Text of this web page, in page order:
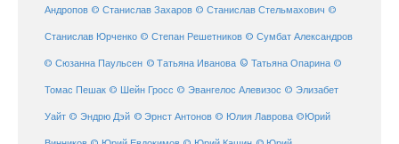
Андропов © Станислав Захаров © Станислав Стельмахович ©
Станислав Юрченко © Степан Решетников © Сумбат Александров
© Сюзанна Паульсен © Татьяна Иванова © Татьяна Опарина ©
Томас Пешак © Шейн Гросс © Эвангелос Алевизос © Элизабет
Уайт © Эндрю Дэй © Эрнст Антонов © Юлия Лаврова ©Юрий